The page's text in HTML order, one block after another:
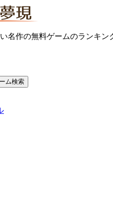
名作の無料ゲームのランキン